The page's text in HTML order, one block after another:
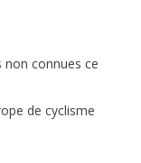
non connues ce
de cyclisme